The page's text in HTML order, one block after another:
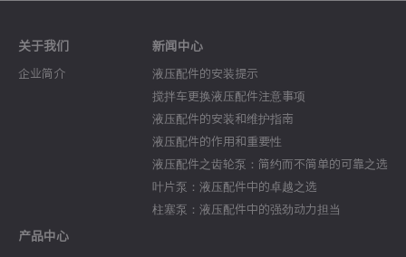
关于我们
企业简介
新闻中心
液压配件的安装提示
搅拌车更换液压配件注意事项
液压配件的安装和维护指南
液压配件的作用和重要性
液压配件之齿轮泵：简约而不简单的可靠之选
叶片泵：液压配件中的卓越之选
柱塞泵：液压配件中的强劲动力担当
产品中心